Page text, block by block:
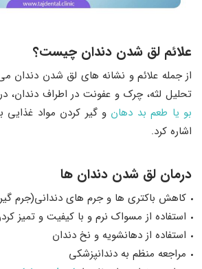
علائم لق شدن دندان چیست؟
از جمله علائم و نشانه‌ های لق شدن دندان
تحلیل لثه، چرک و عفونت در اطراف دندان،
بو یا طعم بد دهان
اشاره کرد.
درمان لق شدن دندان ها
کاهش باکتری ها و جرم‌ های دندانی(جرم‌
استفاده از مسواک نرم و با کیفیت و تمیز
استفاده از دهانشویه و نخ‌ دندان
مراجعه منظم به دندانپزشکی